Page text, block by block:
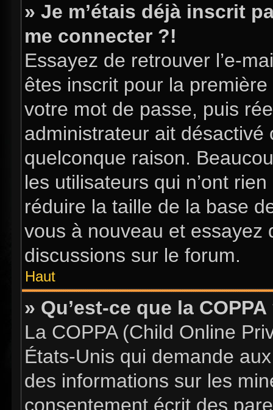
» Je m’étais déjà inscrit
me connecter ?!
Essayez de retrouver l’e-
êtes inscrit pour la
votre mot de passe, puis
administrateur ait
quelconque raison.
les utilisateurs qui n’ont
réduire la taille de la base
vous à nouveau et essayez
discussions sur le forum.
Haut
» Qu’est-ce que la COPPA
La COPPA (Child Online
États-Unis qui demande
des informations sur les
consentement écrit des